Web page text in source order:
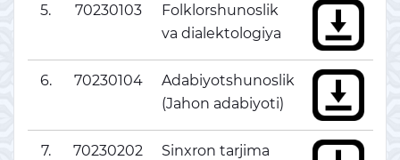
5. 70230103
Folklorshunoslik
va dialektologiya
6. 70230104
Adabiyotshunoslik
(Jahon adabiyoti)
7. 70230202
Sinxron tarjima